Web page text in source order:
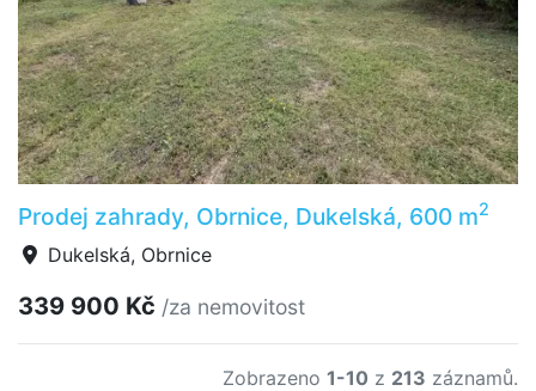
Prodej zahrady, Obrnice, Dukelská, 600 m2
Dukelská, Obrnice
339 900 Kč /za nemovitost
Zobrazeno 1-10 z 213 záznamů.